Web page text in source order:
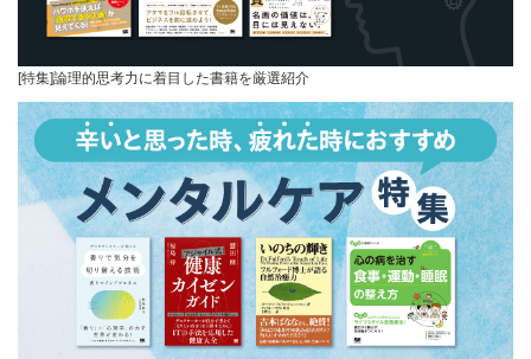
[特集]論理的思考力に着目した書籍を厳選紹介